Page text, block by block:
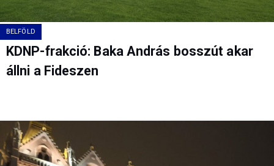
BELFÖLD
KDNP-frakció: Baka András bosszút akar
állni a Fideszen